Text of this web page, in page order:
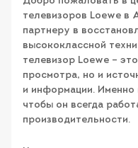
телевизоров Loewe
партнеру в
высококлассной
телевизор Loewe –
просмотра, но и
и информации.
чтобы он всегда
производительности.